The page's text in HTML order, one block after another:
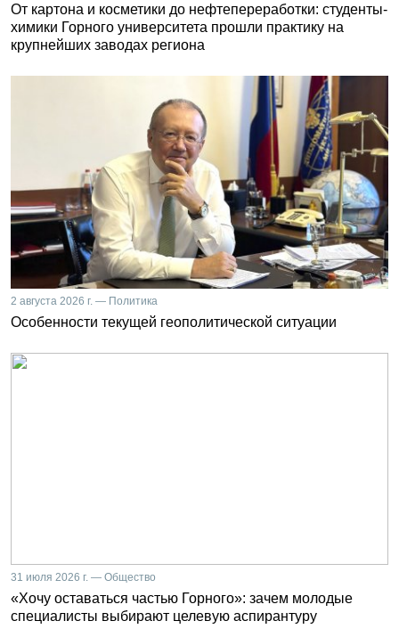
От картона и косметики до нефтепереработки: студенты-
химики Горного университета прошли практику на
крупнейших заводах региона
2 августа 2026 г. — Политика
Особенности текущей геополитической ситуации
31 июля 2026 г. — Общество
«Хочу оставаться частью Горного»: зачем молодые
специалисты выбирают целевую аспирантуру